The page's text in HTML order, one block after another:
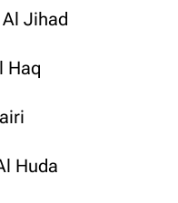
Jihad
Haq
Huda